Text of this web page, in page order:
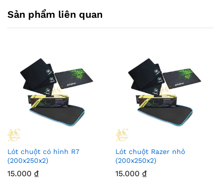
Sản phẩm liên quan
Lót chuột có hình R7
(200x250x2)
15.000 ₫
Lót chuột Razer nhỏ
(200x250x2)
15.000 ₫